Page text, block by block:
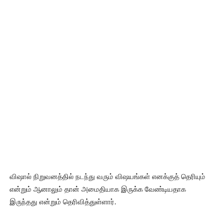
விஷால் நிறுவனத்தில் நடந்து வரும் விஷயங்கள் எனக்குத் தெரியும்
என்றும் ஆனாலும் தான் அமைதியாக இருக்க வேண்டியதாக
இருந்தது என்றும் தெரிவித்துள்ளார்.